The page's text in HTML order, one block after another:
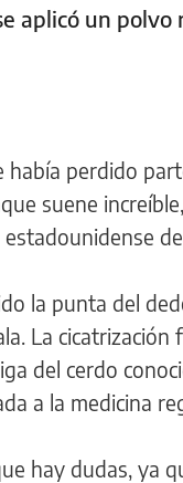
aplicó un
había perdido
suene
la punta del
La
del cerdo
a la medicina
hay dudas, ya